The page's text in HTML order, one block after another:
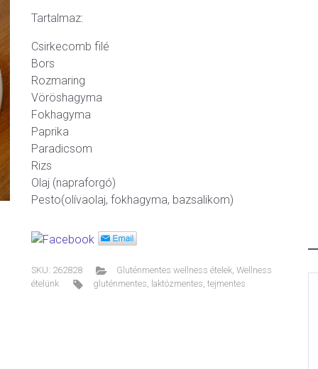
Tartalmaz:
Csirkecomb filé
Bors
Rozmaring
Vöröshagyma
Fokhagyma
Paprika
Paradicsom
Rizs
Olaj (napraforgó)
Pesto(olívaolaj, fokhagyma, bazsalikom)
SKU: 262828 Gluténmentes wellness ételek, Wellness
ételünk
gluténmentes, laktózmentes, tejmentes